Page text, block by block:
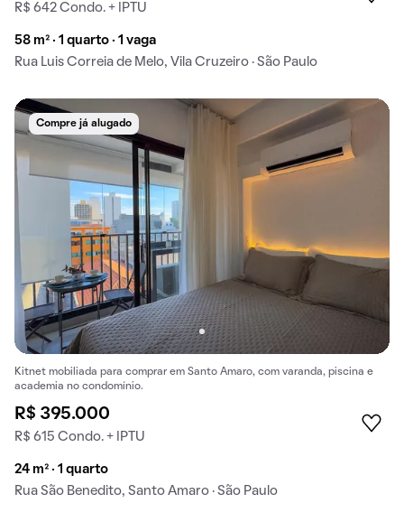
R$ 642 Condo. + IPTU
58 m² · 1 quarto · 1 vaga
Rua Luis Correia de Melo, Vila Cruzeiro · São Paulo
Compre já alugado
Kitnet mobiliada para comprar em Santo Amaro, com varanda, piscina e
academia no condomínio.
R$ 395.000
R$ 615 Condo. + IPTU
24 m² · 1 quarto
Rua São Benedito, Santo Amaro · São Paulo